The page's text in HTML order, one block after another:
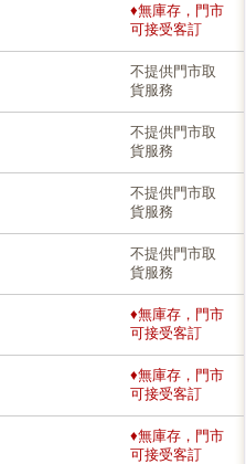
♦無庫存，門市
可接受客訂
不提供門市取
貨服務
不提供門市取
貨服務
不提供門市取
貨服務
不提供門市取
貨服務
♦無庫存，門市
可接受客訂
♦無庫存，門市
可接受客訂
♦無庫存，門市
可接受客訂